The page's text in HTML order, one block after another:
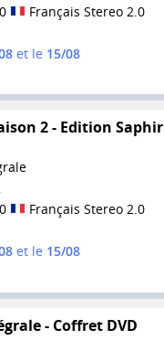
Français Stereo 2.0
et le 15/08
2 - Edition Saphir
Français Stereo 2.0
et le 15/08
- Coffret DVD